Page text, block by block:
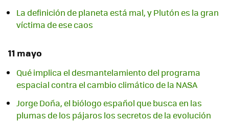
La definición de planeta está mal, y Plutón es la gran
víctima de ese caos
11 mayo
Qué implica el desmantelamiento del programa
espacial contra el cambio climático de la NASA
Jorge Doña, el biólogo español que busca en las
plumas de los pájaros los secretos de la evolución